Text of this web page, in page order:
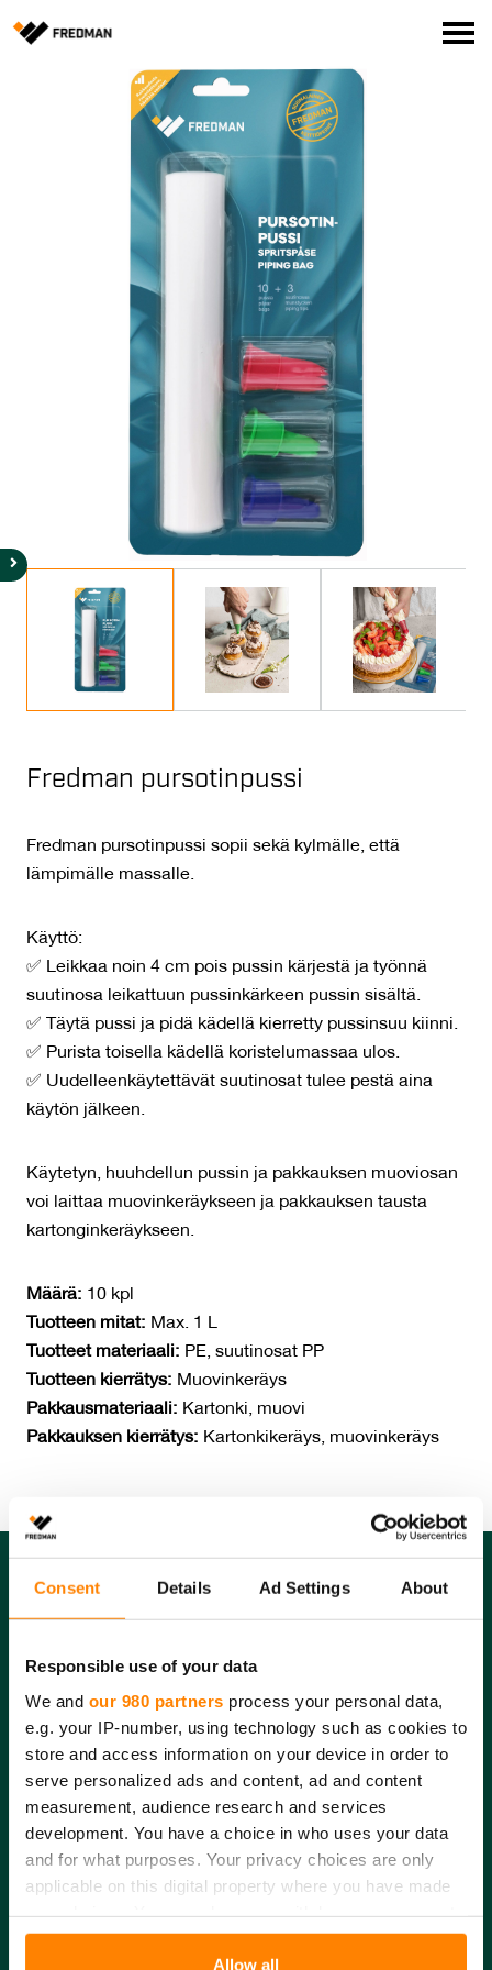
Consent Details Ad Settings About
Responsible use of your data
We and our 980 partners process your personal data,
e.g. your IP-number, using technology such as cookies to
store and access information on your device in order to
serve personalized ads and content, ad and content
measurement, audience research and services
development. You have a choice in who uses your data
and for what purposes. Your privacy choices are only
applicable on this digital property where you have made
any time from the Cookie Declaration or by clicking on
Allow all
Tehtaanmyymälä
Verkkokauppa ammattilaisille
Hae
Suomi
Fredman pursotinpussi
Fredman pursotinpussi sopii sekä kylmälle, että
lämpimälle massalle.
Käyttö:
✅ Leikkaa noin 4 cm pois pussin kärjestä ja työnnä
suutinosa leikattuun pussinkärkeen pussin sisältä.
✅ Täytä pussi ja pidä kädellä kierretty pussinsuu kiinni.
✅ Purista toisella kädellä koristelumassaa ulos.
✅ Uudelleenkäytettävät suutinosat tulee pestä aina
käytön jälkeen.
Käytetyn, huuhdellun pussin ja pakkauksen muoviosan
voi laittaa muovinkeräykseen ja pakkauksen tausta
kartonginkeräykseen.
Määrä: 10 kpl
Tuotteen mitat: Max. 1 L
Tuotteet materiaali: PE, suutinosat PP
Tuotteen kierrätys: Muovinkeräys
Pakkausmateriaali: Kartonki, muovi
Pakkauksen kierrätys: Kartonkikeräys, muovinkeräys
Fredman Professional Kitchen Oy
Peltolan Pussi Oy
Tietosuoja
Yhteys- ja laskutustiedot
Itsehallintokuja 6
02600 Espoo